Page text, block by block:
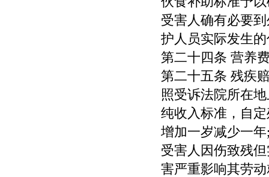
受害人确有必要
护人员实际发生
第二十四条 营养
第二十五条 残疾
照受诉法院所在
纯收入标准，自
增加一岁减少一
受害人因伤致残
害严重影响其劳